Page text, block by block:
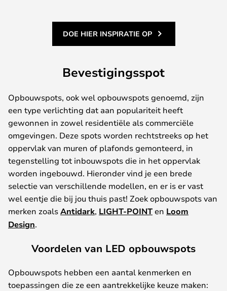
DOE HIER INSPIRATIE OP
Bevestigingsspot
Opbouwspots, ook wel opbouwspots genoemd, zijn
een type verlichting dat aan populariteit heeft
gewonnen in zowel residentiële als commerciële
omgevingen. Deze spots worden rechtstreeks op het
oppervlak van muren of plafonds gemonteerd, in
tegenstelling tot inbouwspots die in het oppervlak
worden ingebouwd. Hieronder vind je een brede
selectie van verschillende modellen, en er is er vast
wel eentje die bij jou thuis past! Zoek opbouwspots van
merken zoalsAntidark, LIGHT-POINTen Loom
Design.
Voordelen van LED opbouwspots
Opbouwspots hebben een aantal kenmerken en
toepassingen die ze een aantrekkelijke keuze maken: